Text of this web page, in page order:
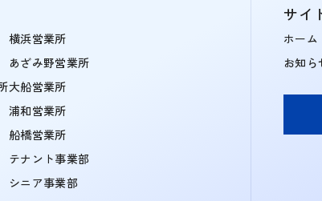
横浜営業所
あざみ野営業所
大船営業所
浦和営業所
船橋営業所
テナント事業部
シニア事業部
サイ
ホーム
お知ら